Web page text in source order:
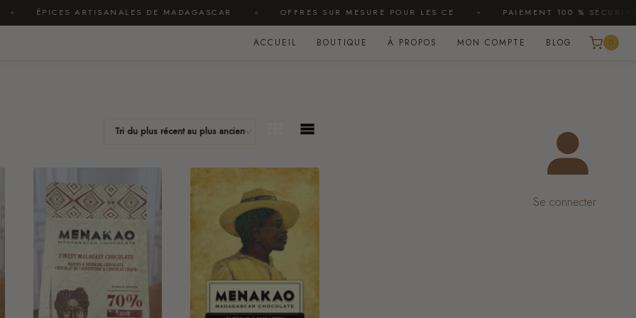
ARTISANALES DE MADAGASCAR OFFRES SUR MESURE POUR LES CE PAIEMENT 100 % SÉCURISÉ
ACCUEIL BOUTIQUE À PROPOS MON COMPTE BLOG
Se connecter